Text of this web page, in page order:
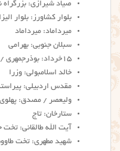
صیاد شیرازی: بزرگراه
بلوار کشاورز: بلوار
میرداماد: میرداماد
سبلان جنوبی: بهرامی
۱۵خرداد: بوذرجمهری / گلوبندک
خالد اسلامبولی: وزرا
مقدس اردبیلی:
ولیعصر / مصدق: پهلوی
ستارخان: تاج
آیت الله طالقانی:
شهید مطهری: تخت